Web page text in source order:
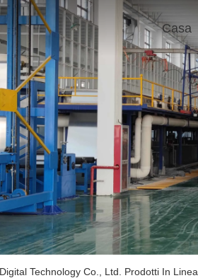
Casa
Technology Co., Ltd. Prodotti In Linea